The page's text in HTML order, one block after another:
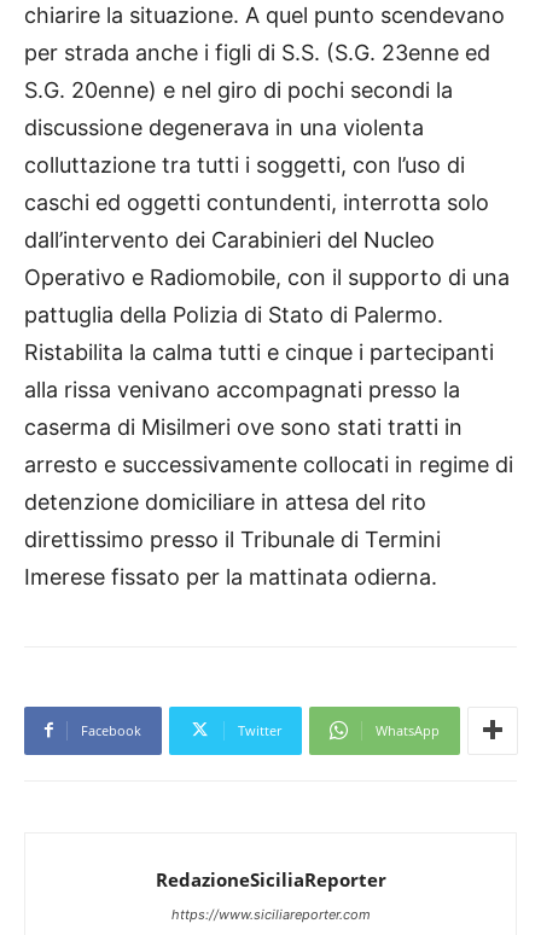
chiarire la situazione. A quel punto scendevano
per strada anche i figli di S.S. (S.G. 23enne ed
S.G. 20enne) e nel giro di pochi secondi la
discussione degenerava in una violenta
colluttazione tra tutti i soggetti, con l’uso di
caschi ed oggetti contundenti, interrotta solo
dall’intervento dei Carabinieri del Nucleo
Operativo e Radiomobile, con il supporto di una
pattuglia della Polizia di Stato di Palermo.
Ristabilita la calma tutti e cinque i partecipanti
alla rissa venivano accompagnati presso la
caserma di Misilmeri ove sono stati tratti in
arresto e successivamente collocati in regime di
detenzione domiciliare in attesa del rito
direttissimo presso il Tribunale di Termini
Imerese fissato per la mattinata odierna.
Facebook Twitter WhatsApp
RedazioneSiciliaReporter
https://www.siciliareporter.com